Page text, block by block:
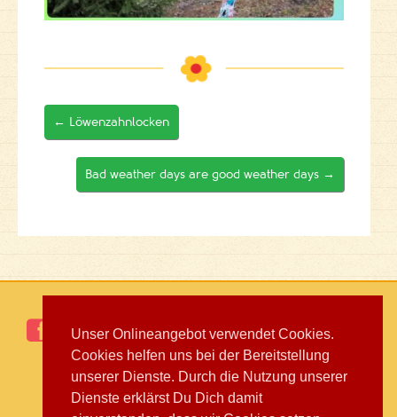
Unser Onlineangebot verwendet Cookies.
Cookies helfen uns bei der Bereitstellung
unserer Dienste. Durch die Nutzung unserer
Dienste erklärst Du Dich damit
← Löwenzahnlocken
Bad weather days are good weather days →

Fördergeber Downloads Links
Galerie
Kontakt
Datenschutz & Impressum